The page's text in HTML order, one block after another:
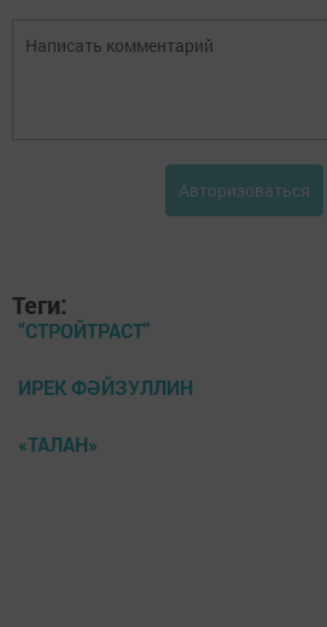
Авторизоваться
Теги:
“СТРОЙТРАСТ"
ИРЕК ФӘЙЗУЛЛИН
«ТАЛАН»